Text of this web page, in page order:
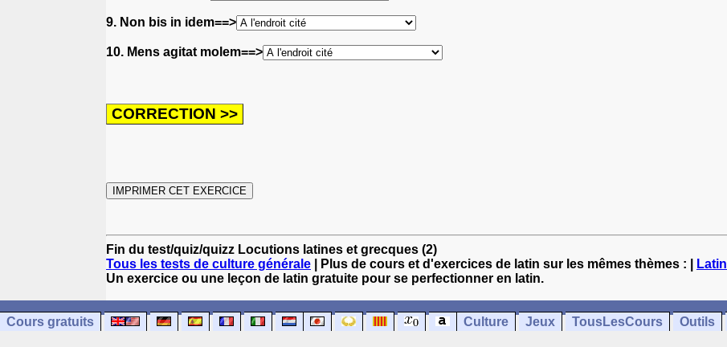
9. Non bis in idem==>
10. Mens agitat molem==>
Fin du test/quiz/quizz Locutions latines et grecques (2)
Tous les tests de culture générale | Plus de cours et d'exercices de latin sur les mêmes thèmes : |
Latin
Un exercice ou une leçon de latin gratuite pour se perfectionner en latin.
Cours gratuits Culture Jeux TousLesCours Outils